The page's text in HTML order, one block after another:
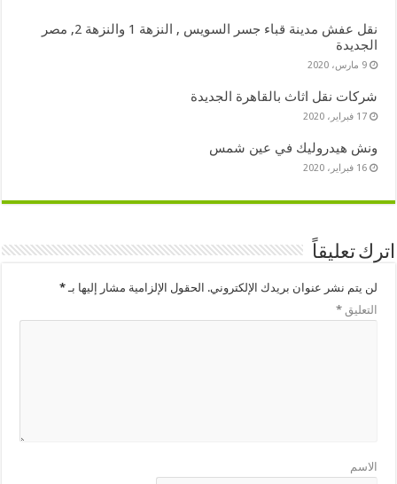
نقل عفش مدينة قباء جسر السويس , النزهة 1 والنزهة 2, مصر
الجديدة
9 مارس، 2020
شركات نقل اثاث بالقاهرة الجديدة
17 فبراير، 2020
ونش هيدروليك في عين شمس
16 فبراير، 2020
اترك تعليقاً
لن يتم نشر عنوان بريدك الإلكتروني. الحقول الإلزامية مشار إليها بـ*
التعليق*
الاسم